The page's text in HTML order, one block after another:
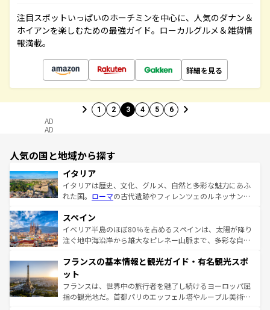
注目スポットいっぱいのホーチミンを中心に、人気のダナン＆
ホイアンを楽しむための最強ガイド。ローカルグルメ＆雑貨情
報満載。
詳細を見る
1 2 3 4 5 6
AD
AD
人気の国と地域から探す
イタリア
イタリアは歴史、文化、グルメ、自然と多彩な魅力にあふ
れた国。 ローマの古代遺跡やフィレンツェのルネッサンス
ろん、トスカーナの美しい田園風景やアマルフィ海岸の絶
景など、自然景観も見逃せない。観光の合間には、本場の
ピザやパスタなど、絶品のイタリア料理を堪能することも
ませてくれるイタリアで、忘れられない旅をしてみよう！
なお、新着のイタリア情報は
しい。
スペイン
イベリア半島のほぼ80％を占めるスペインは、太陽が降り
注ぐ地中海沿岸から雄大なピレネー山脈まで、多彩な自然
文化が根付くこの国では、情熱的なフラメンコ、熱気あふ
れる闘牛、そして美味しいタパスが生活の一部となってい
る。首都マドリードの洗練された雰囲気や、バルセロナの
アートに溢れた街角から、地方では古代ローマ遺跡や中世
フランスの基本情報と観光ガイド・有名観光スポ
ット
フランスは、世界中の旅行者を魅了し続けるヨーロッパ屈
指の観光地だ。首都パリのエッフェル塔やルーブル美術館